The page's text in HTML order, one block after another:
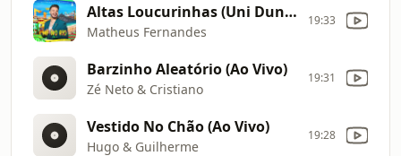
Altas Loucurinhas (Uni Duni Tê) (Ao Vivo)
Matheus Fernandes
19:33
Barzinho Aleatório (Ao Vivo)
Zé Neto & Cristiano
19:31
Vestido No Chão (Ao Vivo)
Hugo & Guilherme
19:28